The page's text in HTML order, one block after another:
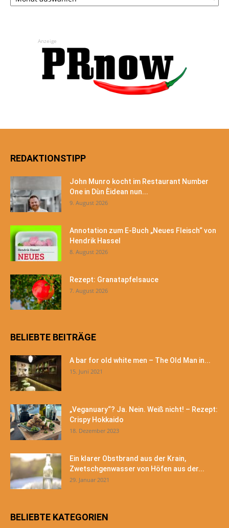
Anzeige
REDAKTIONSTIPP
John Munro kocht im Restaurant Number
One in Dùn Èidean nun...
9. August 2026
Annotation zum E-Buch „Neues Fleisch“ von
Hendrik Hassel
8. August 2026
Rezept: Granatapfelsauce
7. August 2026
BELIEBTE BEITRÄGE
A bar for old white men – The Old Man in...
15. Juni 2021
„Veganuary“? Ja. Nein. Weiß nicht! – Rezept:
Crispy Hokkaido
18. Dezember 2023
Ein klarer Obstbrand aus der Krain,
Zwetschgenwasser von Höfen aus der...
29. Januar 2021
BELIEBTE KATEGORIEN